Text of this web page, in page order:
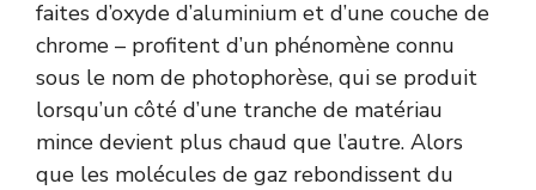
faites d’oxyde d’aluminium et d’une couche de
chrome – profitent d’un phénomène connu
sous le nom de photophorèse, qui se produit
lorsqu’un côté d’une tranche de matériau
mince devient plus chaud que l’autre. Alors
que les molécules de gaz rebondissent du